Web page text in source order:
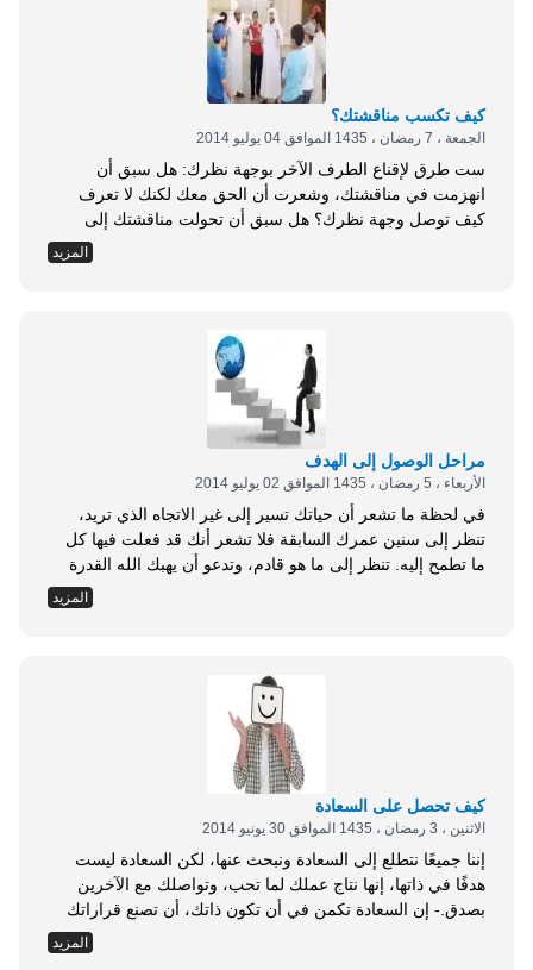
كيف تكسب مناقشتك؟
الجمعة ، 7 رمضان ، 1435 الموافق 04 يوليو 2014
ست طرق لإقناع الطرف الآخر بوجهة نظرك: هل سبق أن
انهزمت في مناقشتك، وشعرت أن الحق معك لكنك لا تعرف
كيف توصل وجهة نظرك؟ هل سبق أن تحولت مناقشتك إلى
معركة وجدانية حامية، ربما تطورت إلى معركة بالألفاظ؟ هل
شعرت يومًا أن الطرف الآخر في النقاش معك خرج صامتًا لأنه
بعض أصول المناقشة؛ لأن النقاش فن راق وحساس، لا يجيده
الجميع، وله أصول خاصة؛ إذ لا يجب أن نكثر منه إلا إذا شعرنا بأننا
المزيد
مراحل الوصول إلى الهدف
الأربعاء ، 5 رمضان ، 1435 الموافق 02 يوليو 2014
في لحظة ما تشعر أن حياتك تسير إلى غير الاتجاه الذي تريد،
تنظر إلى سنين عمرك السابقة فلا تشعر أنك قد فعلت فيها كل
ما تطمح إليه. تنظر إلى ما هو قادم، وتدعو أن يهبك الله القدرة
والطاقة والقوة على أن تفعل فيها كل ما لم تستطع عمله، وتنجز
فيها الكثير الكثير؛ لذا، ومن هنا أقول: حاول دائمًا أن تزرع بداخلك
أولئك الذين يعيشون في دائرة الأماني وليس من واقعهم شيء
المزيد
كيف تحصل على السعادة
الاثنين ، 3 رمضان ، 1435 الموافق 30 يونيو 2014
إننا جميعًا نتطلع إلى السعادة ونبحث عنها، لكن السعادة ليست
هدفًا في ذاتها، إنها نتاج عملك لما تحب، وتواصلك مع الآخرين
بصدق.- إن السعادة تكمن في أن تكون ذاتك، أن تصنع قراراتك
بنفسك، أن تعمل ما تريد لأنك تريده، أن تعيش حياتك مستمتعًا
بكل لحظة فيها، إنها تكمن في تحقيقك استقلاليتك عن الآخرين
المزيد